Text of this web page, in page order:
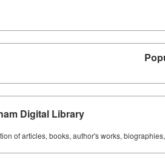
Digital Library
of articles, books, author's works,